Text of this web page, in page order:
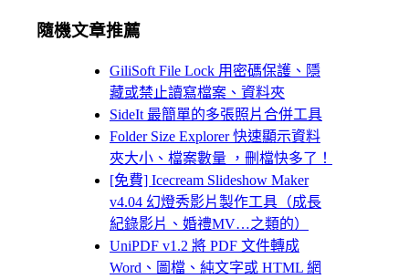
隨機文章推薦
GiliSoft File Lock 用密碼保護、隱
藏或禁止讀寫檔案、資料夾
SideIt 最簡單的多張照片合併工具
Folder Size Explorer 快速顯示資料
夾大小、檔案數量 ，刪檔快多了！
[免費] Icecream Slideshow Maker
v4.04 幻燈秀影片製作工具（成長
紀錄影片、婚禮MV…之類的）
UniPDF v1.2 將 PDF 文件轉成
Word、圖檔、純文字或 HTML 網